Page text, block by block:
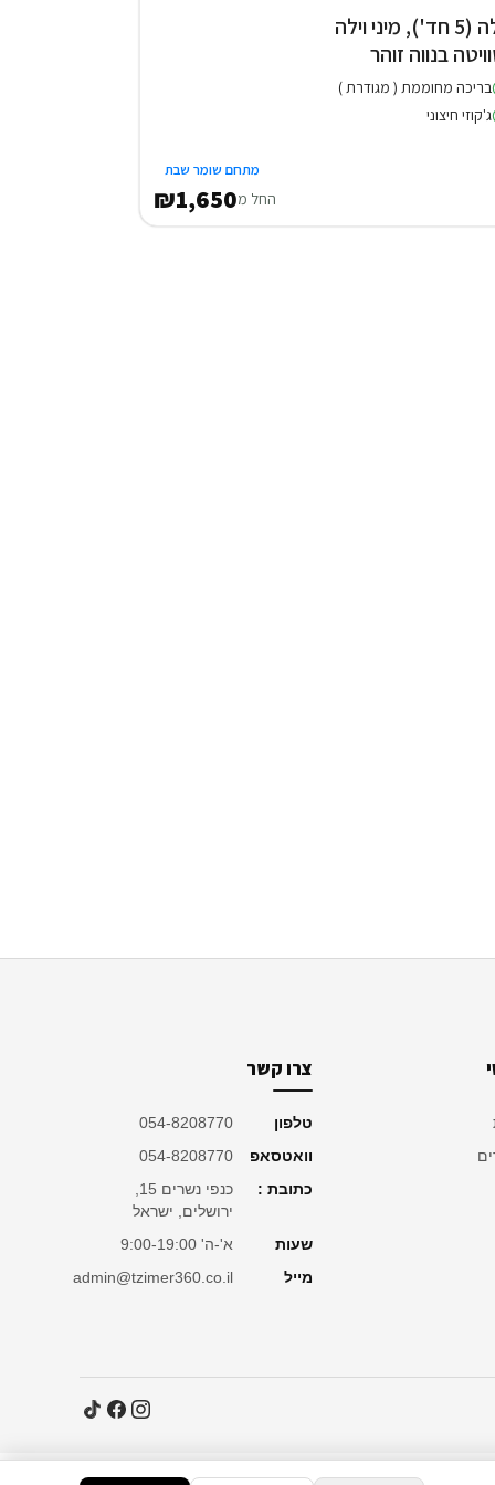
וילה (5 חד'), מיני וילה
בנווה זוהר
בריכה מחוממת ( מגודרת )
ג'קוזי חיצוני
מתחם שומר שבת
החל מ₪1,650
צרו קשר
טלפון
054-8208770
וואטסאפ
054-8208770
כתובת :
ירושלים, ישראל
שעות
א'-ה' 9:00-19:00
מייל
admin@tzimer360.co.il